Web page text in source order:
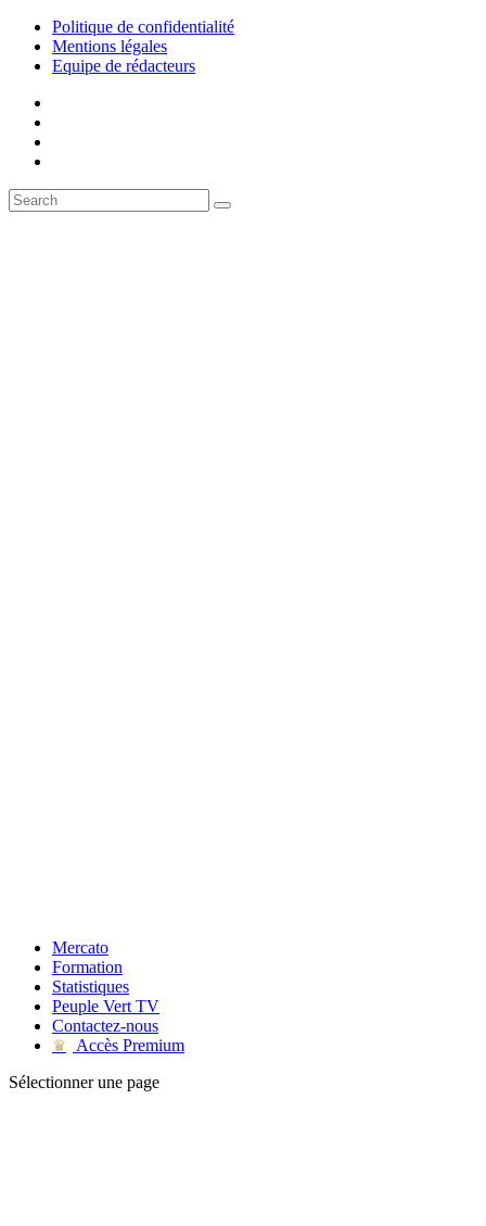
Politique de confidentialité
Mentions légales
Equipe de rédacteurs
Mercato
Formation
Statistiques
Peuple Vert TV
Contactez-nous
♛
Accès Premium
Sélectionner une page